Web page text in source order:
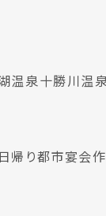
温泉十勝川温
帰り都市宴会